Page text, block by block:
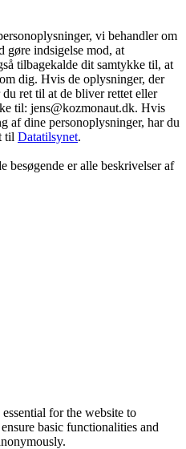
vi behandler om
gøre indsigelse mod, at
tilbagekalde dit samtykke til, at
dig. Hvis de oplysninger, der
ret til at de bliver rettet eller
til: jens@kozmonaut.dk. Hvis
af dine personoplysninger, har du
til Datatilsynet.
besøgende er alle beskrivelser af
for the website to
basic functionalities and